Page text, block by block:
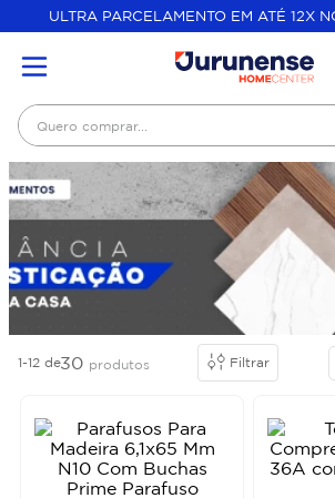
ULTRA PARCELAMENTO EM ATÉ 12X
Quero comprar...
1-12 de30 produtos Filtrar